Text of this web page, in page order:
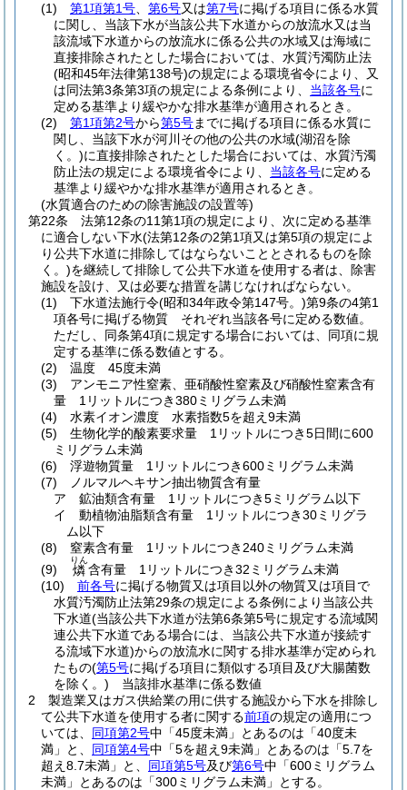
(1)
第1項第1号 第6号又は第7号に掲げる項目に係る水質
に関し、当該下水が当該公共下水道からの放流水又は当
該流域下水道からの放流水に係る公共の水域又は海域に
直接排除されたとした場合においては、水質汚濁防止法
(昭和45年法律第138号)の規定による環境省令により、又
は同法第3条第3項の規定による条例により、 当該各号に
定める基準より緩やかな排水基準が適用されるとき。
(2)
第1項第2号から第5号までに掲げる項目に係る水質に
関し、当該下水が河川その他の公共の水域(湖沼を除
く。)に直接排除されたとした場合においては、水質汚濁
防止法の規定による環境省令により、 当該各号に定める
基準より緩やかな排水基準が適用されるとき。
(水質適合のための除害施設の設置等)
第22条
法第12条の11第1項の規定により、次に定める基準
に適合しない下水(法第12条の2第1項又は第5項の規定によ
り公共下水道に排除してはならないこととされるものを除
く。)を継続して排除して公共下水道を使用する者は、除害
施設を設け、又は必要な措置を講じなければならない。
(1)
下水道法施行令(昭和34年政令第147号。)第9条の4第1
項各号に掲げる物質 それぞれ当該各号に定める数値。
ただし、同条第4項に規定する場合においては、同項に規
定する基準に係る数値とする。
(2)
温度 45度未満
(3)
アンモニア性窒素、亜硝酸性窒素及び硝酸性窒素含有
量 1リットルにつき380ミリグラム未満
(4)
水素イオン濃度 水素指数5を超え9未満
(5)
生物化学的酸素要求量 1リットルにつき5日間に600
ミリグラム未満
(6)
浮遊物質量 1リットルにつき600ミリグラム未満
(7)
ノルマルヘキサン抽出物質含有量
ア
鉱油類含有量 1リットルにつき5ミリグラム以下
イ
動植物油脂類含有量 1リットルにつき30ミリグラ
ム以下
(8)
窒素含有量 1リットルにつき240ミリグラム未満
(9)
燐
りん
含有量 1リットルにつき32ミリグラム未満
(10)
前各号に掲げる物質又は項目以外の物質又は項目で
水質汚濁防止法第29条の規定による条例により当該公共
下水道(当該公共下水道が法第6条第5号に規定する流域関
連公共下水道である場合には、当該公共下水道が接続す
る流域下水道)からの放流水に関する排水基準が定められ
たもの(第5号に掲げる項目に類似する項目及び大腸菌数
を除く。) 当該排水基準に係る数値
2
製造業又はガス供給業の用に供する施設から下水を排除し
て公共下水道を使用する者に関する前項の規定の適用につ
いては、 同項第2号中「45度未満」とあるのは「40度未
満」と、 同項第4号中「5を超え9未満」とあるのは「5.7を
超え8.7未満」と、 同項第5号及び第6号中「600ミリグラム
未満」とあるのは「300ミリグラム未満」とする。